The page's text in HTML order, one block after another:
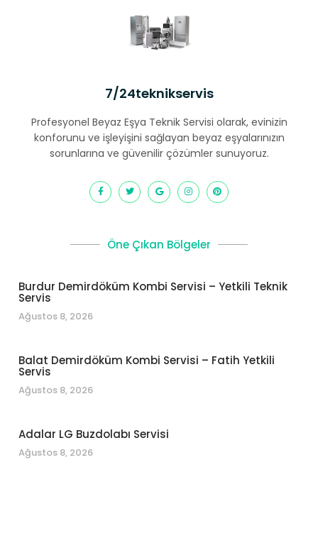
7/24teknikservis
Profesyonel Beyaz Eşya Teknik Servisi olarak, evinizin
konforunu ve işleyişini sağlayan beyaz eşyalarınızın
sorunlarına ve güvenilir çözümler sunuyoruz.
Öne Çıkan Bölgeler
Burdur Demirdöküm Kombi Servisi – Yetkili Teknik
Servis
Ağustos 8, 2026
Balat Demirdöküm Kombi Servisi – Fatih Yetkili
Servis
Ağustos 8, 2026
Adalar LG Buzdolabı Servisi
Ağustos 8, 2026